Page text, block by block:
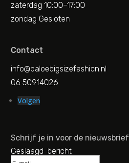
zaterdag 10:00–17:00
zondag Gesloten
Contact
info@baloebigsizefashion.nl
06 50914026
Volgen
Schrijf je in voor de nieuwsbrief
Geslaagd-bericht